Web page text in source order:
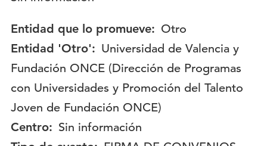
Entidad que lo promueve: Otro
Entidad 'Otro': Universidad de Valencia y
Fundación ONCE (Dirección de Programas
con Universidades y Promoción del Talento
Joven de Fundación ONCE)
Centro: Sin información